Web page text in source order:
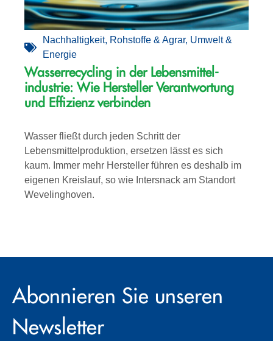
Nachhaltigkeit, Rohstoffe & Agrar, Umwelt &
Energie
Wasserrecycling in der Lebensmittel­­
industrie: Wie Hersteller Verantwortung
und Effizienz verbinden
Wasser fließt durch jeden Schritt der
Lebensmittelproduktion, ersetzen lässt es sich
kaum. Immer mehr Hersteller führen es deshalb im
eigenen Kreislauf, so wie Intersnack am Standort
Wevelinghoven.
Abonnieren Sie unseren
Newsletter